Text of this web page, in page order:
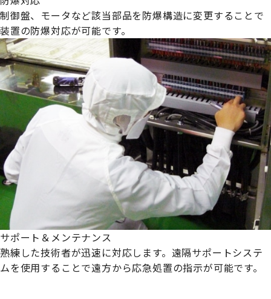
制御盤、モータなど該当部品を防爆構造に変更することで
装置の防爆対応が可能です。
サポート＆メンテナンス
熟練した技術者が迅速に対応します。遠隔サポートシステ
ムを使用することで遠方から応急処置の指示が可能です。